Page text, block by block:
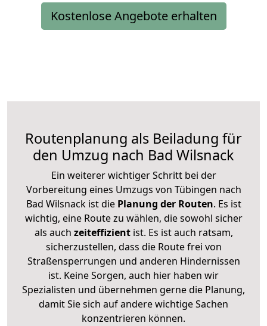
Kostenlose Angebote erhalten
Routenplanung als Beiladung für
den Umzug nach Bad Wilsnack
Ein weiterer wichtiger Schritt bei der
Vorbereitung eines Umzugs von Tübingen nach
Bad Wilsnack ist diePlanung der Routen. Es ist
wichtig, eine Route zu wählen, die sowohl sicher
als auch zeiteffizientist. Es ist auch ratsam,
sicherzustellen, dass die Route frei von
Straßensperrungen und anderen Hindernissen
ist. Keine Sorgen, auch hier haben wir
Spezialisten und übernehmen gerne die Planung,
damit Sie sich auf andere wichtige Sachen
konzentrieren können.